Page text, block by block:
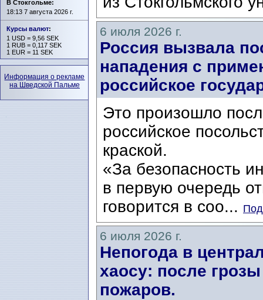
6 июля 2026 г.
Россия вызвала
нападения с
российское
Это произошло
российское
краской.
«За безопасность
в первую очередь
говорится в соо...
6 июля 2026 г.
Непогода в
хаосу: после
пожаров.
В Стокгольме:
18:13 7 августа 2026 г.
Курсы валют:
1 USD = 9,56 SEK
1 RUB = 0,117 SEK
1 EUR = 11 SEK
Информация о рекламе
на Шведской Пальме